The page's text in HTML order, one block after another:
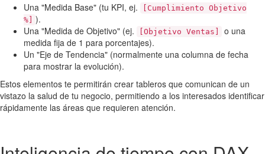
Una "Medida Base" (tu KPI, ej.
[Cumplimiento Objetivo
%]
).
Una "Medida de Objetivo" (ej.
[Objetivo Ventas]
o una
medida fija de 1 para porcentajes).
Un "Eje de Tendencia" (normalmente una columna de fecha
para mostrar la evolución).
Estos elementos te permitirán crear tableros que comunican de un
vistazo la salud de tu negocio, permitiendo a los interesados identificar
rápidamente las áreas que requieren atención.